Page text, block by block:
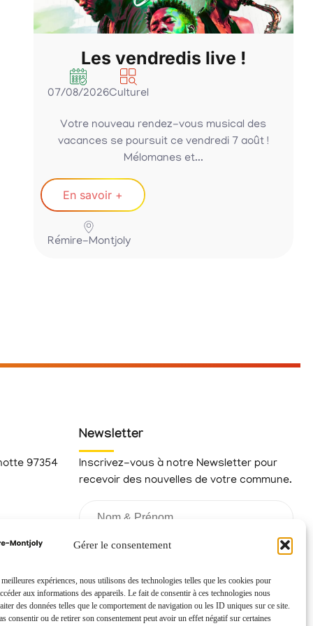
Gérer le consentement
expériences, nous utilisons des technologies telles que les cookies pour
aux informations des appareils. Le fait de consentir à ces technologies nous
des données telles que le comportement de navigation ou les ID uniques sur ce site.
consentir ou de retirer son consentement peut avoir un effet négatif sur certaines
Les vendredis live !
07/08/2026Culturel
Votre nouveau rendez-vous musical des
vacances se poursuit ce vendredi 7 août !
Mélomanes et...
En savoir +
Rémire-Montjoly
97354
Newsletter
Inscrivez-vous à notre Newsletter pour
recevoir des nouvelles de votre commune.